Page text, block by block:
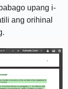
upang i-
ang orihinal